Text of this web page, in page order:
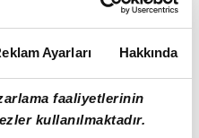
Ayarları Hakkında
faaliyetlerinin
kullanılmaktadır.